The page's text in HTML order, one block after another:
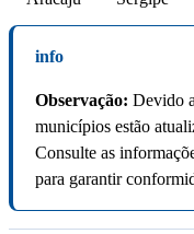
info
Observação: Devido
municípios estão
Consulte as
para garantir